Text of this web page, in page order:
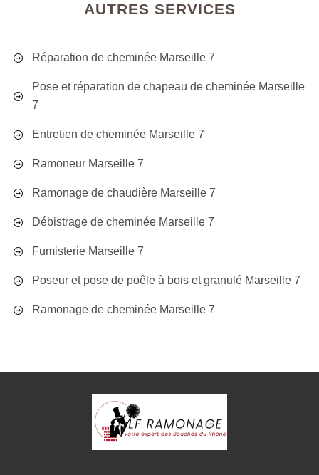
AUTRES SERVICES
Réparation de cheminée Marseille 7
Pose et réparation de chapeau de cheminée Marseille
7
Entretien de cheminée Marseille 7
Ramoneur Marseille 7
Ramonage de chaudière Marseille 7
Débistrage de cheminée Marseille 7
Fumisterie Marseille 7
Poseur et pose de poêle à bois et granulé Marseille 7
Ramonage de cheminée Marseille 7